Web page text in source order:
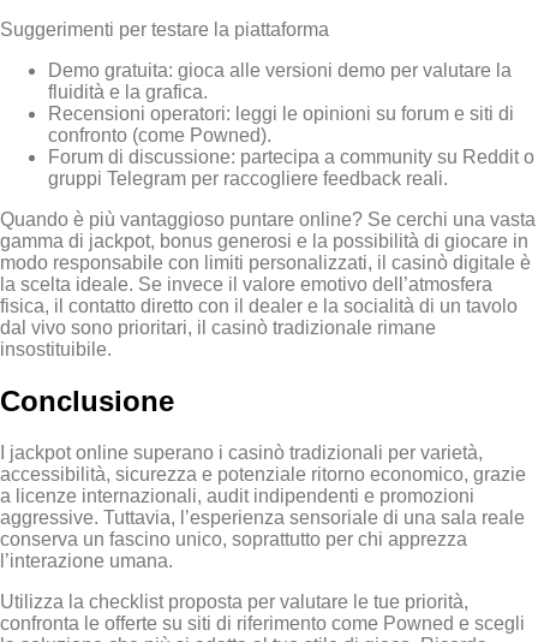
Suggerimenti per testare la piattaforma
Demo gratuita: gioca alle versioni demo per valutare la
fluidità e la grafica.
Recensioni operatori: leggi le opinioni su forum e siti di
confronto (come Powned).
Forum di discussione: partecipa a community su Reddit o
gruppi Telegram per raccogliere feedback reali.
Quando è più vantaggioso puntare online? Se cerchi una vasta
gamma di jackpot, bonus generosi e la possibilità di giocare in
modo responsabile con limiti personalizzati, il casinò digitale è
la scelta ideale. Se invece il valore emotivo dell’atmosfera
fisica, il contatto diretto con il dealer e la socialità di un tavolo
dal vivo sono prioritari, il casinò tradizionale rimane
insostituibile.
Conclusione
I jackpot online superano i casinò tradizionali per varietà,
accessibilità, sicurezza e potenziale ritorno economico, grazie
a licenze internazionali, audit indipendenti e promozioni
aggressive. Tuttavia, l’esperienza sensoriale di una sala reale
conserva un fascino unico, soprattutto per chi apprezza
l’interazione umana.
Utilizza la checklist proposta per valutare le tue priorità,
confronta le offerte su siti di riferimento come Powned e scegli